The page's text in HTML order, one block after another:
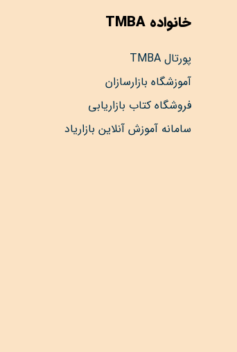
خانواده TMBA
پورتال TMBA
آموزشگاه بازارسازان
فروشگاه کتاب بازاریابی
سامانه آموزش آنلاین بازاریاد